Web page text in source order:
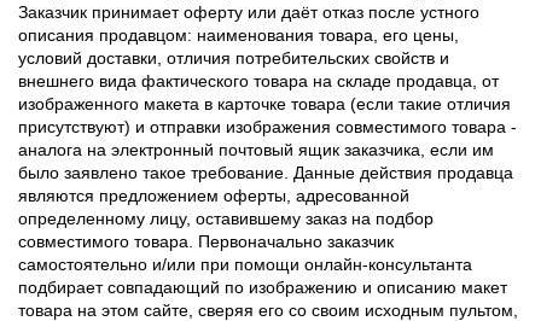
Заказчик принимает оферту или даёт отказ после устного
описания продавцом: наименования товара, его цены,
условий доставки, отличия потребительских свойств и
внешнего вида фактического товара на складе продавца, от
изображенного макета в карточке товара (если такие отличия
присутствуют) и отправки изображения совместимого товара -
аналога на электронный почтовый ящик заказчика, если им
было заявлено такое требование. Данные действия продавца
являются предложением оферты, адресованной
определенному лицу, оставившему заказ на подбор
совместимого товара. Первоначально заказчик
самостоятельно и/или при помощи онлайн-консультанта
подбирает совпадающий по изображению и описанию макет
товара на этом сайте, сверяя его со своим исходным пультом,